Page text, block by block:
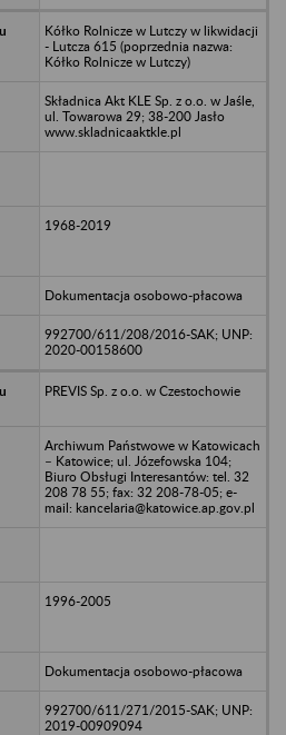
Kółko Rolnicze w Lutczy w likwidacji
- Lutcza 615 (poprzednia nazwa:
Kółko Rolnicze w Lutczy)
Składnica Akt KLE Sp. z o.o. w Jaśle,
ul. Towarowa 29; 38-200 Jasło
www.skladnicaaktkle.pl
1968-2019
Dokumentacja osobowo-płacowa
992700/611/208/2016-SAK; UNP:
2020-00158600
PREVIS Sp. z o.o. w Czestochowie
Archiwum Państwowe w Katowicach
– Katowice; ul. Józefowska 104;
Biuro Obsługi Interesantów: tel. 32
208 78 55; fax: 32 208-78-05; e-
mail: kancelaria@katowice.ap.gov.pl
1996-2005
Dokumentacja osobowo-płacowa
992700/611/271/2015-SAK; UNP:
2019-00909094